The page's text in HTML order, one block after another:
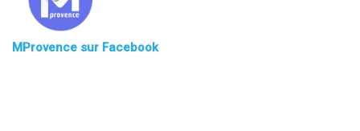
MProvence sur Facebook